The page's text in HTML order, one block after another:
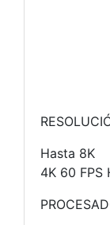
Hasta 8K
4K 60 FPS